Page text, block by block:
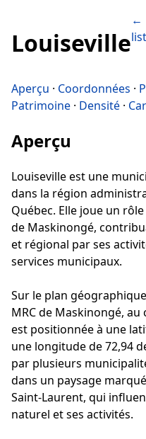
Louiseville
←
Aperçu · Coordonnées ·
Patrimoine · Densité ·
Aperçu
Louiseville est une
dans la région
Québec. Elle joue un
de Maskinongé,
et régional par ses
services municipaux.
Sur le plan
MRC de Maskinongé,
est positionnée à une
une longitude de 72,94
par plusieurs
dans un paysage
Saint-Laurent, qui
naturel et ses activités.